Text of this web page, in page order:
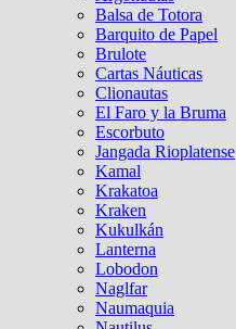
Balsa de Totora
Barquito de Papel
Brulote
Cartas Náuticas
Clionautas
El Faro y la Bruma
Escorbuto
Jangada Rioplatense
Kamal
Krakatoa
Kraken
Kukulkán
Lanterna
Lobodon
Naglfar
Naumaquia